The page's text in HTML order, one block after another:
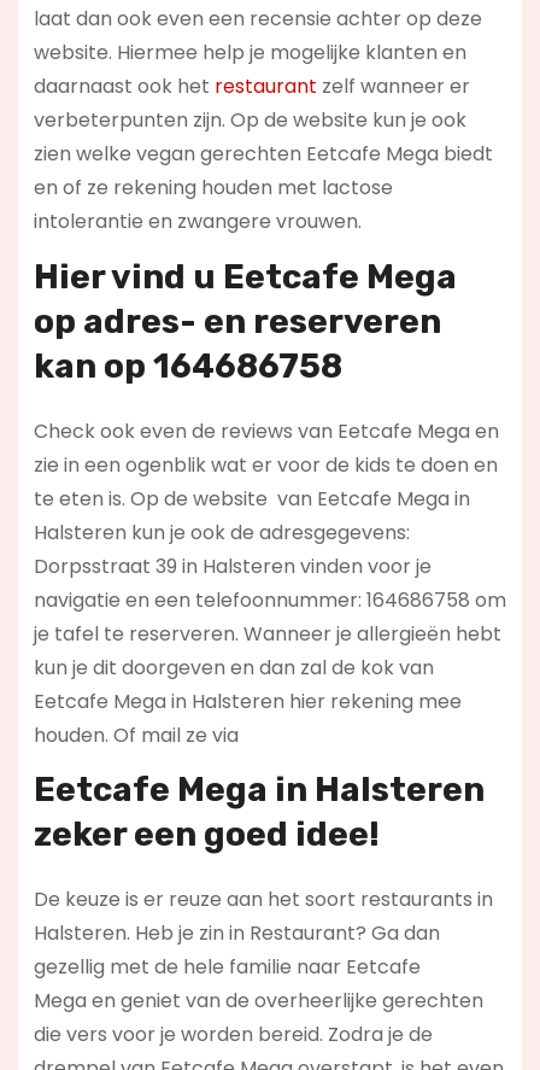
laat dan ook even een recensie achter op deze
website. Hiermee help je mogelijke klanten en
daarnaast ook het restaurant zelf wanneer er
verbeterpunten zijn. Op de website kun je ook
zien welke vegan gerechten Eetcafe Mega biedt
en of ze rekening houden met lactose
intolerantie en zwangere vrouwen.
Hier vind u Eetcafe Mega
op adres- en reserveren
kan op 164686758
Check ook even de reviews van Eetcafe Mega en
zie in een ogenblik wat er voor de kids te doen en
te eten is. Op de website van Eetcafe Mega in
Halsteren kun je ook de adresgegevens:
Dorpsstraat 39 in Halsteren vinden voor je
navigatie en een telefoonnummer: 164686758 om
je tafel te reserveren. Wanneer je allergieën hebt
kun je dit doorgeven en dan zal de kok van
Eetcafe Mega in Halsteren hier rekening mee
houden. Of mail ze via
Eetcafe Mega in Halsteren
zeker een goed idee!
De keuze is er reuze aan het soort restaurants in
Halsteren. Heb je zin in Restaurant? Ga dan
gezellig met de hele familie naar Eetcafe
Mega en geniet van de overheerlijke gerechten
die vers voor je worden bereid. Zodra je de